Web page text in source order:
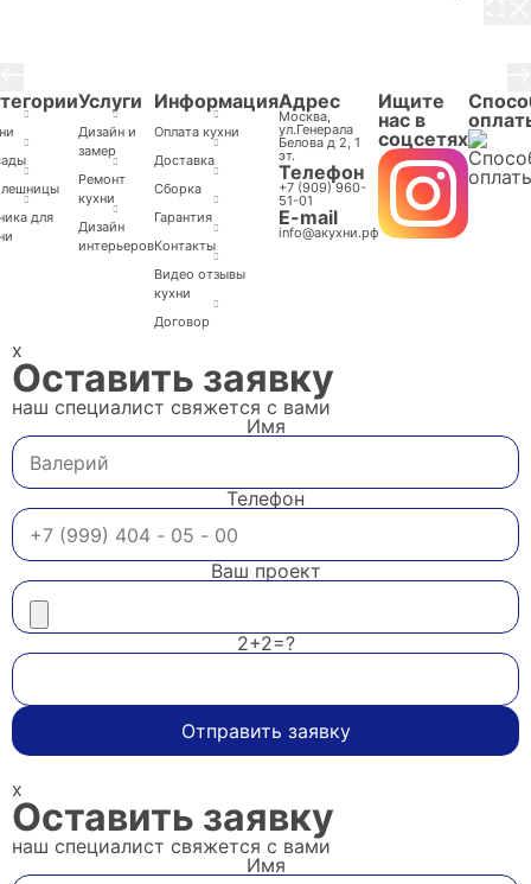
для
Услуги
Дизайн и
замер
Ремонт
кухни
Дизайн
интерьеров
Информация
Оплата кухни
Доставка
Cборка
Гарантия
Контакты
Видео отзывы
кухни
Договор
Адрес
Москва,
ул.Генерала
Белова д 2, 1
эт.
Телефон
+7 (909) 960-
51-01
E-mail
info@акухни.рф
Ищите
нас в
соцсетях
x
Оставить заявку
наш специалист свяжется с вами
Имя
Телефон
Ваш проект
2+2=?
Отправить заявку
x
Оставить заявку
наш специалист свяжется с вами
Имя